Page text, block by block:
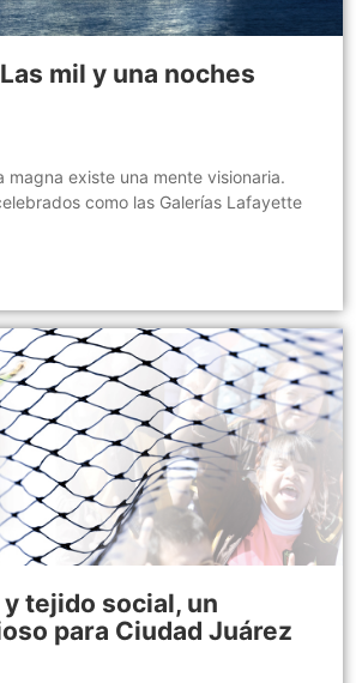
mil y una noches
magna existe una mente visionaria.
como las Galerías Lafayette
tejido social, un
para Ciudad Juárez